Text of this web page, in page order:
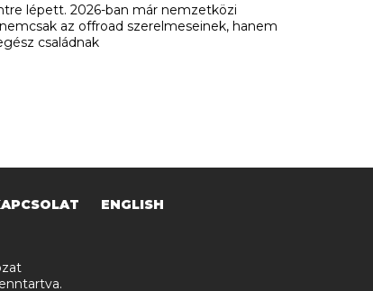
lépett. 2026-ban már nemzetközi
az offroad szerelmeseinek, hanem
családnak
ENGLISH